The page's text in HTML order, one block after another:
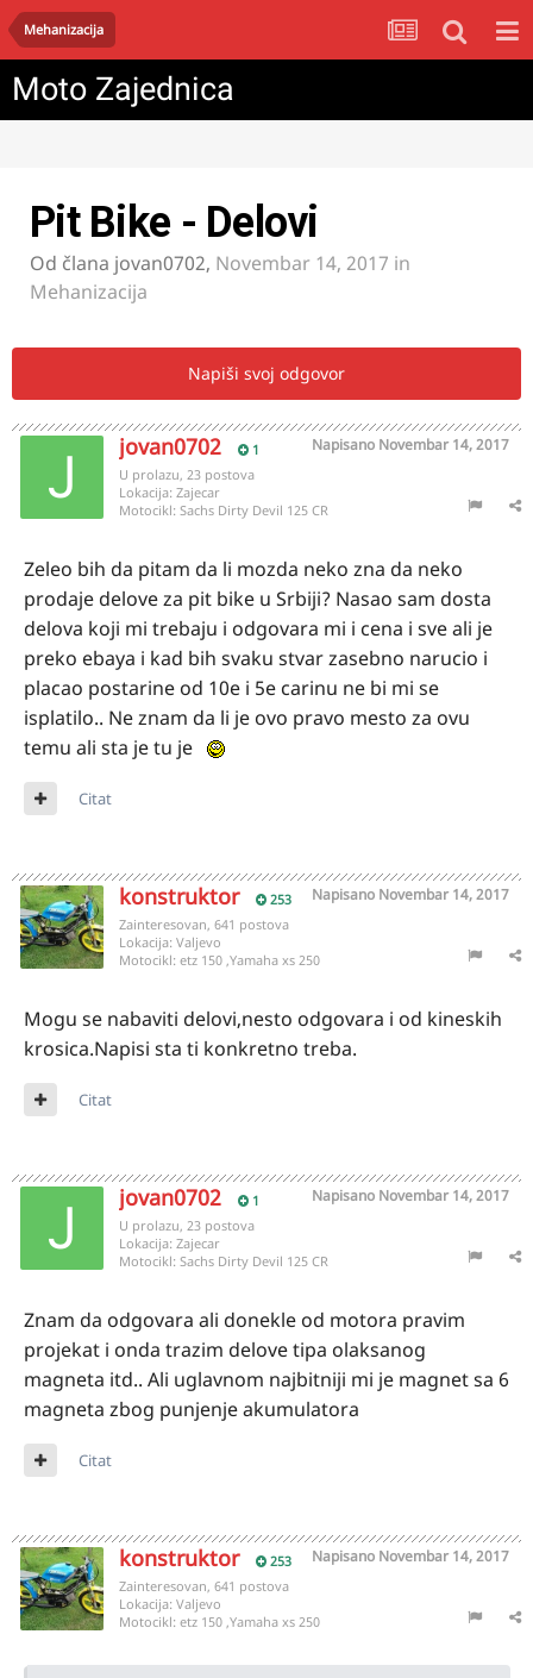
Mehanizacija
Moto Zajednica
Pit Bike - Delovi
Od člana jovan0702, Novembar 14, 2017 in
Mehanizacija
Napiši svoj odgovor
jovan0702 1 Napisano Novembar 14, 2017
U prolazu, 23 postova
Lokacija: Zajecar
Motocikl: Sachs Dirty Devil 125 CR
Zeleo bih da pitam da li mozda neko zna da neko
prodaje delove za pit bike u Srbiji? Nasao sam dosta
delova koji mi trebaju i odgovara mi i cena i sve ali je
preko ebaya i kad bih svaku stvar zasebno narucio i
placao postarine od 10e i 5e carinu ne bi mi se
isplatilo.. Ne znam da li je ovo pravo mesto za ovu
temu ali sta je tu je
Citat
konstruktor 253 Napisano Novembar 14, 2017
Zainteresovan, 641 postova
Lokacija: Valjevo
Motocikl: etz 150 ,Yamaha xs 250
Mogu se nabaviti delovi,nesto odgovara i od kineskih
krosica.Napisi sta ti konkretno treba.
Citat
jovan0702 1 Napisano Novembar 14, 2017
U prolazu, 23 postova
Lokacija: Zajecar
Motocikl: Sachs Dirty Devil 125 CR
Znam da odgovara ali donekle od motora pravim
projekat i onda trazim delove tipa olaksanog
magneta itd.. Ali uglavnom najbitniji mi je magnet sa 6
magneta zbog punjenje akumulatora
Citat
konstruktor 253 Napisano Novembar 14, 2017
Zainteresovan, 641 postova
Lokacija: Valjevo
Motocikl: etz 150 ,Yamaha xs 250